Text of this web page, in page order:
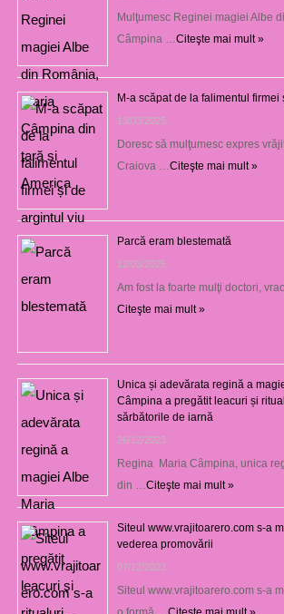
Mulţumesc Reginei magiei Albe
Câmpina … Citeşte mai mult »
M-a scăpat de la falimentul firmei
13/03/2025
Doresc să mulţumesc expres
Craiova … Citeşte mai mult »
Parcă eram blestemată
12/03/2025
Am fost la foarte mulţi doctori,
Citeşte mai mult »
Unica și adevărata regină a
Câmpina a pregătit leacuri și
sărbătorile de iarnă
26/12/2023
Regina Maria Câmpina, unica
din … Citeşte mai mult »
Siteul www.vrajitoarero.com s-a
vederea promovării
07/12/2023
Siteul www.vrajitoarero.com s-a